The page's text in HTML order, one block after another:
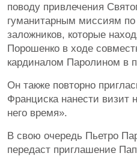
поводу привлечения
гуманитарным миссиям
заложников, которые
Порошенко в ходе
кардиналом Паролином в
Он также повторно
Франциска нанести визит
него время».
В свою очередь Пьетро
передаст приглашение